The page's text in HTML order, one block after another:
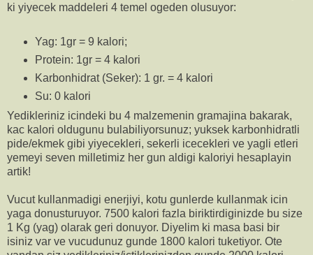
ki yiyecek maddeleri 4 temel ogeden olusuyor:
Yag: 1gr = 9 kalori;
Protein: 1gr = 4 kalori
Karbonhidrat (Seker): 1 gr. = 4 kalori
Su: 0 kalori
Yedikleriniz icindeki bu 4 malzemenin gramajina bakarak,
kac kalori oldugunu bulabiliyorsunuz; yuksek karbonhidratli
pide/ekmek gibi yiyecekleri, sekerli icecekleri ve yagli etleri
yemeyi seven milletimiz her gun aldigi kaloriyi hesaplayin
artik!
Vucut kullanmadigi enerjiyi, kotu gunlerde kullanmak icin
yaga donusturuyor. 7500 kalori fazla biriktirdiginizde bu size
1 Kg (yag) olarak geri donuyor. Diyelim ki masa basi bir
isiniz var ve vucudunuz gunde 1800 kalori tuketiyor. Ote